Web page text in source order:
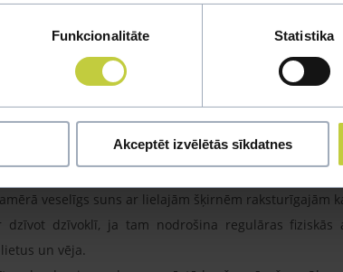
Funkcionalitāte Statistika
Akceptēt izvēlētās sīkdatnes
kompanjoniem. Aizdomīgs pret
Ja suns tiks apmācīts jau kopš agras bērnības,
tika apgrieztas jau agrā kucēnu vecumā, lai vilki
ķermenis. Kopumā suns ir nejūtīgs pret sāpēm un
priekš Kane Korso.
kucēm- 60-64 cm
veselīgs suns ar lielajām šķirnēm raksturīgajām
dzīvot dzīvoklī, ja tam nodrošina regulāras
un vēja.